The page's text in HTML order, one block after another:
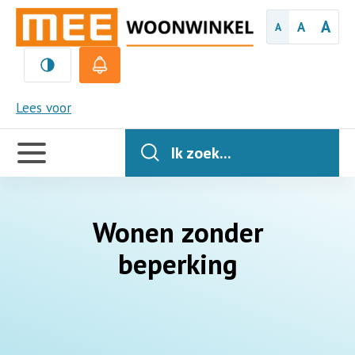
A A A
Lees voor
MEE
Handige
links
Ik zoek...
Wonen zonder
beperking